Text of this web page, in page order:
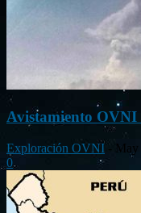
Avistamiento OVNI
Exploración OVNI -
0